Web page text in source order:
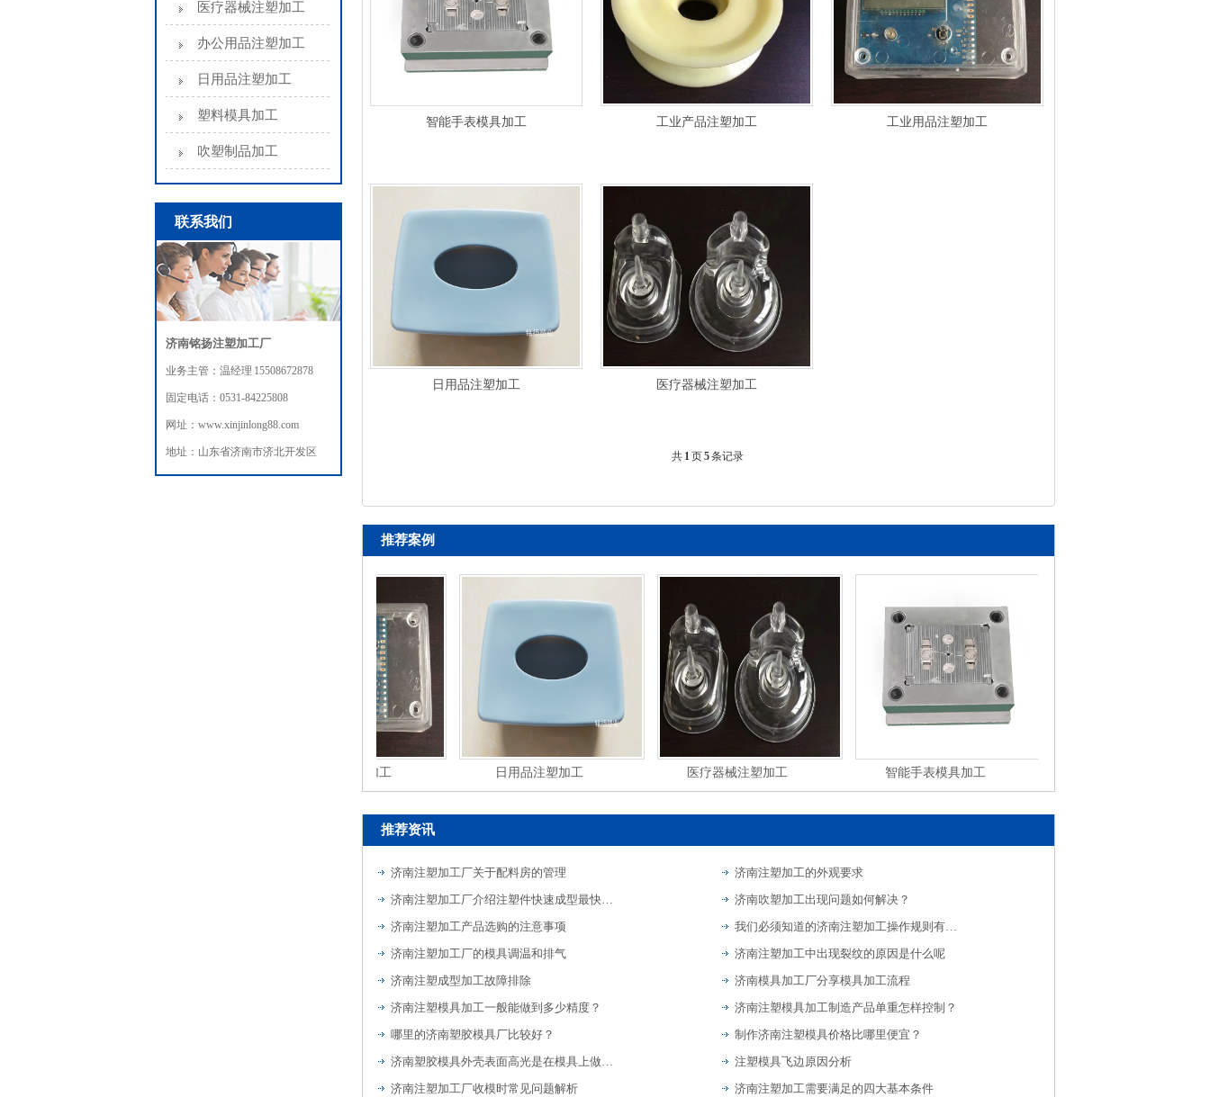
医疗器械注塑加工
办公用品注塑加工
日用品注塑加工
塑料模具加工
吹塑制品加工
联系我们
济南铭扬注塑加工厂
业务主管：温经理 15508672878
固定电话：0531-84225808
网址：www.xinjinlong88.com
地址：山东省济南市济北开发区
智能手表模具加工 工业产品注塑加工 工业用品注塑加工
日用品注塑加工 医疗器械注塑加工
共 1页5条记录
推荐案例
日用品注塑加工 医疗器械注塑加工 智能手表模具加工
推荐资讯
济南注塑加工厂关于配料房的管理
济南注塑加工的外观要求
济南注塑加工厂介绍注塑件快速成型最快的是多少秒？
济南吹塑加工出现问题如何解决？
济南注塑加工产品选购的注意事项
我们必须知道的济南注塑加工操作规则有哪些？
济南注塑加工厂的模具调温和排气
济南注塑加工中出现裂纹的原因是什么呢
济南注塑成型加工故障排除
济南模具加工厂分享模具加工流程
济南注塑模具加工一般能做到多少精度？
济南注塑模具加工制造产品单重怎样控制？
哪里的济南塑胶模具厂比较好？
制作济南注塑模具价格比哪里便宜？
济南塑胶模具外壳表面高光是在模具上做工艺还是后续喷油好
注塑模具飞边原因分析
济南注塑加工厂收模时常见问题解析
济南注塑加工需要满足的四大基本条件